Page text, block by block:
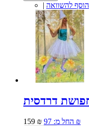
| הוסף להשוואה
159 ₪ החל מ: 97 ₪